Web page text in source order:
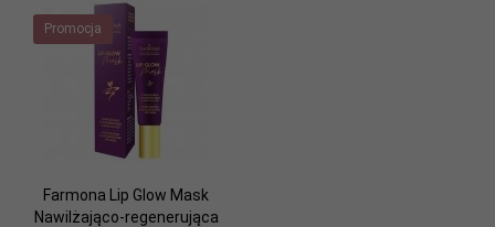
Promocja
Farmona Lip Glow Mask
Nawilżająco-regenerująca